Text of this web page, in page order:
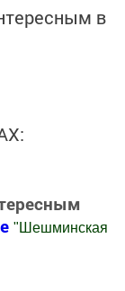
в
" Шешминская